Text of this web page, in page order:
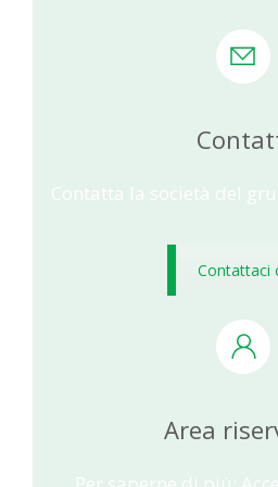
Contatta la società del
Contattaci
Area